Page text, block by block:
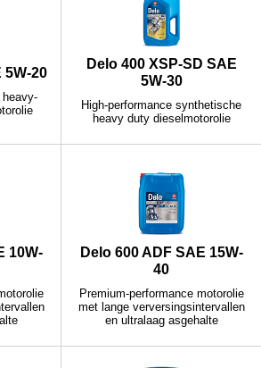
5W-20
heavy-
Delo 400 XSP-SD SAE
5W-30
High-performance synthetische
heavy duty dieselmotorolie
10W-
Delo 600 ADF SAE 15W-
40
Premium-performance motorolie
met lange verversingsintervallen
en ultralaag asgehalte